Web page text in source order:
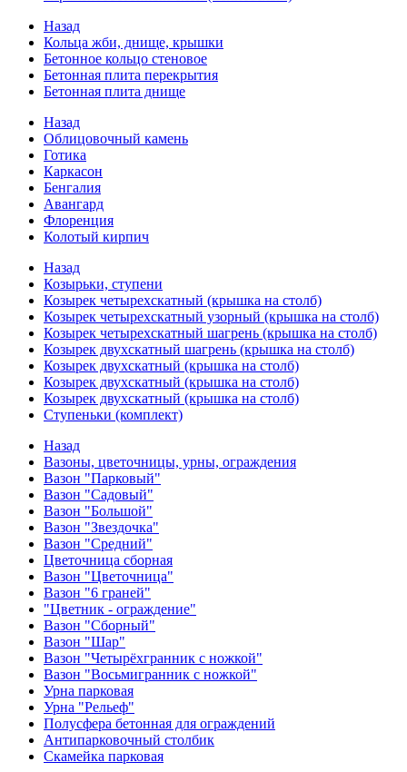
Назад
Кольца жби, днище, крышки
Бетонное кольцо стеновое
Бетонная плита перекрытия
Бетонная плита днище
Назад
Облицовочный камень
Готика
Каркасон
Бенгалия
Авангард
Флоренция
Колотый кирпич
Назад
Козырьки, ступени
Козырек четырехскатный (крышка на столб)
Козырек четырехскатный узорный (крышка на столб)
Козырек четырехскатный шагрень (крышка на столб)
Козырек двухскатный шагрень (крышка на столб)
Козырек двухскатный (крышка на столб)
Козырек двухскатный (крышка на столб)
Козырек двухскатный (крышка на столб)
Ступеньки (комплект)
Назад
Вазоны, цветочницы, урны, ограждения
Вазон "Парковый"
Вазон "Садовый"
Вазон "Большой"
Вазон "Звездочка"
Вазон "Средний"
Цветочница сборная
Вазон "Цветочница"
Вазон "6 граней"
"Цветник - ограждение"
Вазон "Сборный"
Вазон "Шар"
Вазон "Четырёхгранник с ножкой"
Вазон "Восьмигранник с ножкой"
Урна парковая
Урна "Рельеф"
Полусфера бетонная для ограждений
Антипарковочный столбик
Скамейка парковая